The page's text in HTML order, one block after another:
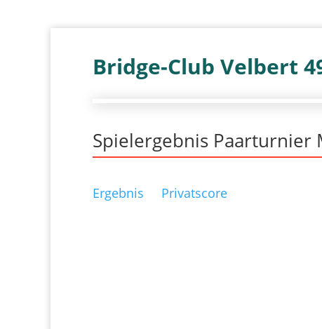
Bridge-Club Velbert
Spielergebnis Paarturnier
Ergebnis Privatscore